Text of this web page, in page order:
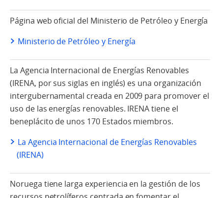
Página web oficial del Ministerio de Petróleo y Energía
Ministerio de Petróleo y Energía
La Agencia Internacional de Energías Renovables
(IRENA, por sus siglas en inglés) es una organización
intergubernamental creada en 2009 para promover el
uso de las energías renovables. IRENA tiene el
beneplácito de unos 170 Estados miembros.
La Agencia Internacional de Energías Renovables
(IRENA)
Noruega tiene larga experiencia en la gestión de los